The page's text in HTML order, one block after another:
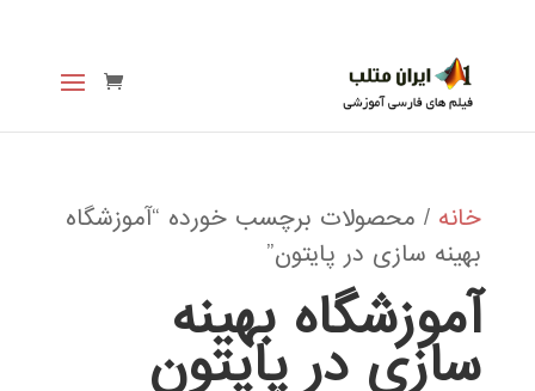
خانه / محصولات برچسب خورده “آموزشگاه
بهینه سازی در پایتون”
آموزشگاه بهینه
سازی در پایتون